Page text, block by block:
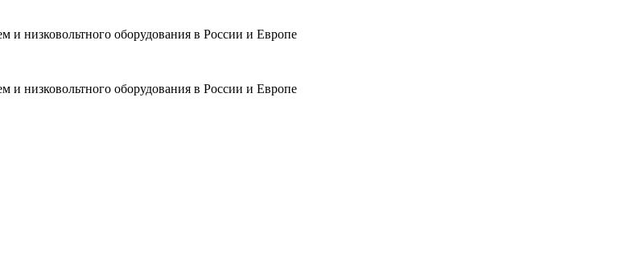
и низковольтного оборудования в России и Европе
и низковольтного оборудования в России и Европе